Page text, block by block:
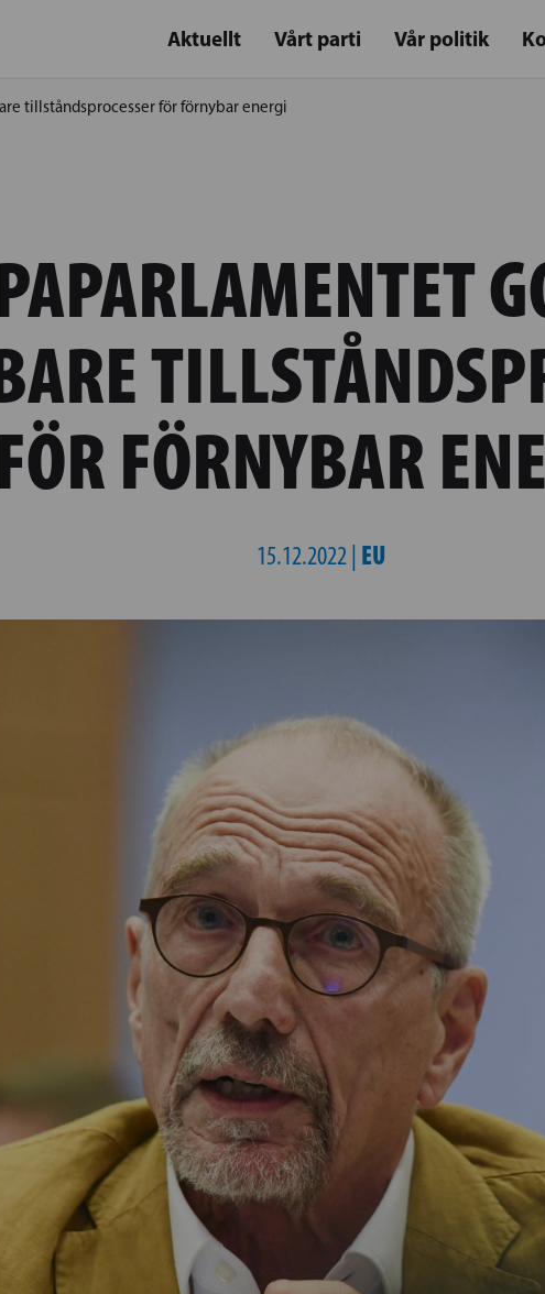
Aktuellt Vårt parti Vår politik
tillståndsprocesser för förnybar energi
FÖRNYBAR
15.12.2022 | EU